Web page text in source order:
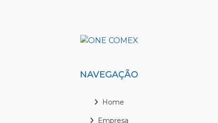
NAVEGAÇÃO
Home
Empresa